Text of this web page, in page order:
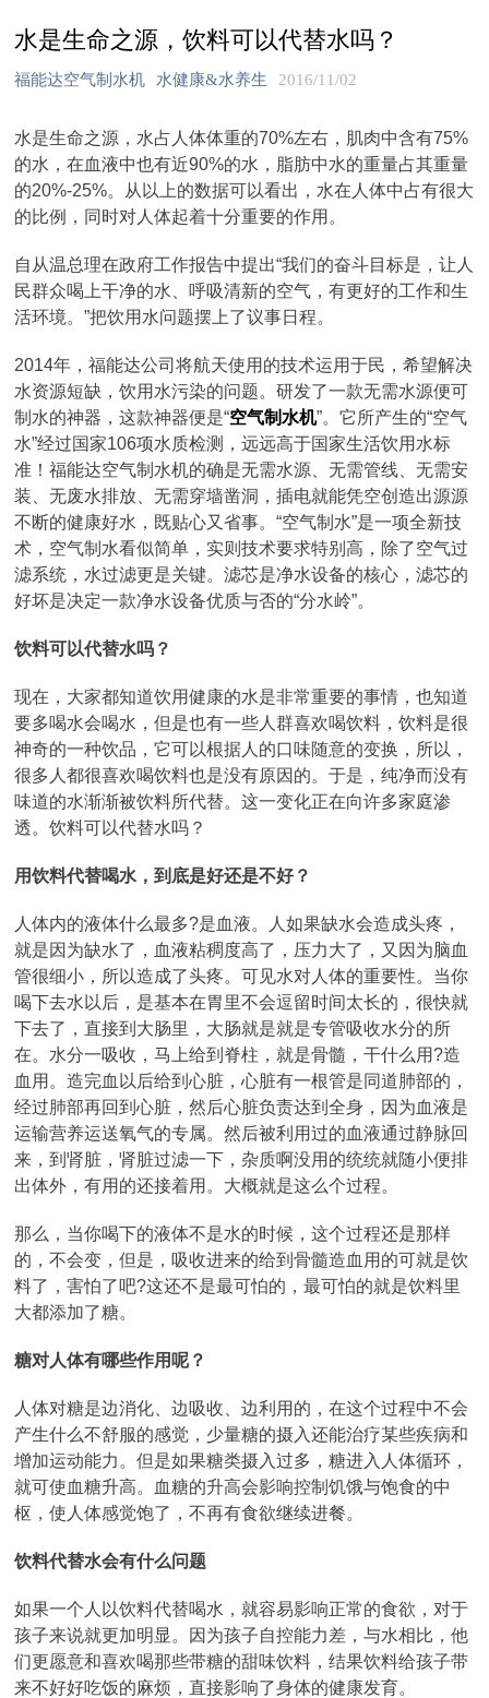
水是生命之源，饮料可以代替水吗？
福能达空气制水机 水健康&水养生 2016/11/02
水是生命之源，水占人体体重的70%左右，肌肉中含有75%
的水，在血液中也有近90%的水，脂肪中水的重量占其重量
的20%-25%。从以上的数据可以看出，水在人体中占有很大
的比例，同时对人体起着十分重要的作用。
自从温总理在政府工作报告中提出“我们的奋斗目标是，让人
民群众喝上干净的水、呼吸清新的空气，有更好的工作和生
活环境。”把饮用水问题摆上了议事日程。
2014年，福能达公司将航天使用的技术运用于民，希望解决
水资源短缺，饮用水污染的问题。研发了一款无需水源便可
制水的神器，这款神器便是“空气制水机”。它所产生的“空气
水”经过国家106项水质检测，远远高于国家生活饮用水标
准！福能达空气制水机的确是无需水源、无需管线、无需安
装、无废水排放、无需穿墙凿洞，插电就能凭空创造出源源
不断的健康好水，既贴心又省事。“空气制水”是一项全新技
术，空气制水看似简单，实则技术要求特别高，除了空气过
滤系统，水过滤更是关键。滤芯是净水设备的核心，滤芯的
好坏是决定一款净水设备优质与否的“分水岭”。
饮料可以代替水吗？
现在，大家都知道饮用健康的水是非常重要的事情，也知道
要多喝水会喝水，但是也有一些人群喜欢喝饮料，饮料是很
神奇的一种饮品，它可以根据人的口味随意的变换，所以，
很多人都很喜欢喝饮料也是没有原因的。于是，纯净而没有
味道的水渐渐被饮料所代替。这一变化正在向许多家庭渗
透。饮料可以代替水吗？
用饮料代替喝水，到底是好还是不好？
人体内的液体什么最多?是血液。人如果缺水会造成头疼，
就是因为缺水了，血液粘稠度高了，压力大了，又因为脑血
管很细小，所以造成了头疼。可见水对人体的重要性。当你
喝下去水以后，是基本在胃里不会逗留时间太长的，很快就
下去了，直接到大肠里，大肠就是就是专管吸收水分的所
在。水分一吸收，马上给到脊柱，就是骨髓，干什么用?造
血用。造完血以后给到心脏，心脏有一根管是同道肺部的，
经过肺部再回到心脏，然后心脏负责达到全身，因为血液是
运输营养运送氧气的专属。然后被利用过的血液通过静脉回
来，到肾脏，肾脏过滤一下，杂质啊没用的统统就随小便排
出体外，有用的还接着用。大概就是这么个过程。
那么，当你喝下的液体不是水的时候，这个过程还是那样
的，不会变，但是，吸收进来的给到骨髓造血用的可就是饮
料了，害怕了吧?这还不是最可怕的，最可怕的就是饮料里
大都添加了糖。
糖对人体有哪些作用呢？
人体对糖是边消化、边吸收、边利用的，在这个过程中不会
产生什么不舒服的感觉，少量糖的摄入还能治疗某些疾病和
增加运动能力。但是如果糖类摄入过多，糖进入人体循环，
就可使血糖升高。血糖的升高会影响控制饥饿与饱食的中
枢，使人体感觉饱了，不再有食欲继续进餐。
饮料代替水会有什么问题
如果一个人以饮料代替喝水，就容易影响正常的食欲，对于
孩子来说就更加明显。因为孩子自控能力差，与水相比，他
们更愿意和喜欢喝那些带糖的甜味饮料，结果饮料给孩子带
来不好好吃饭的麻烦，直接影响了身体的健康发育。